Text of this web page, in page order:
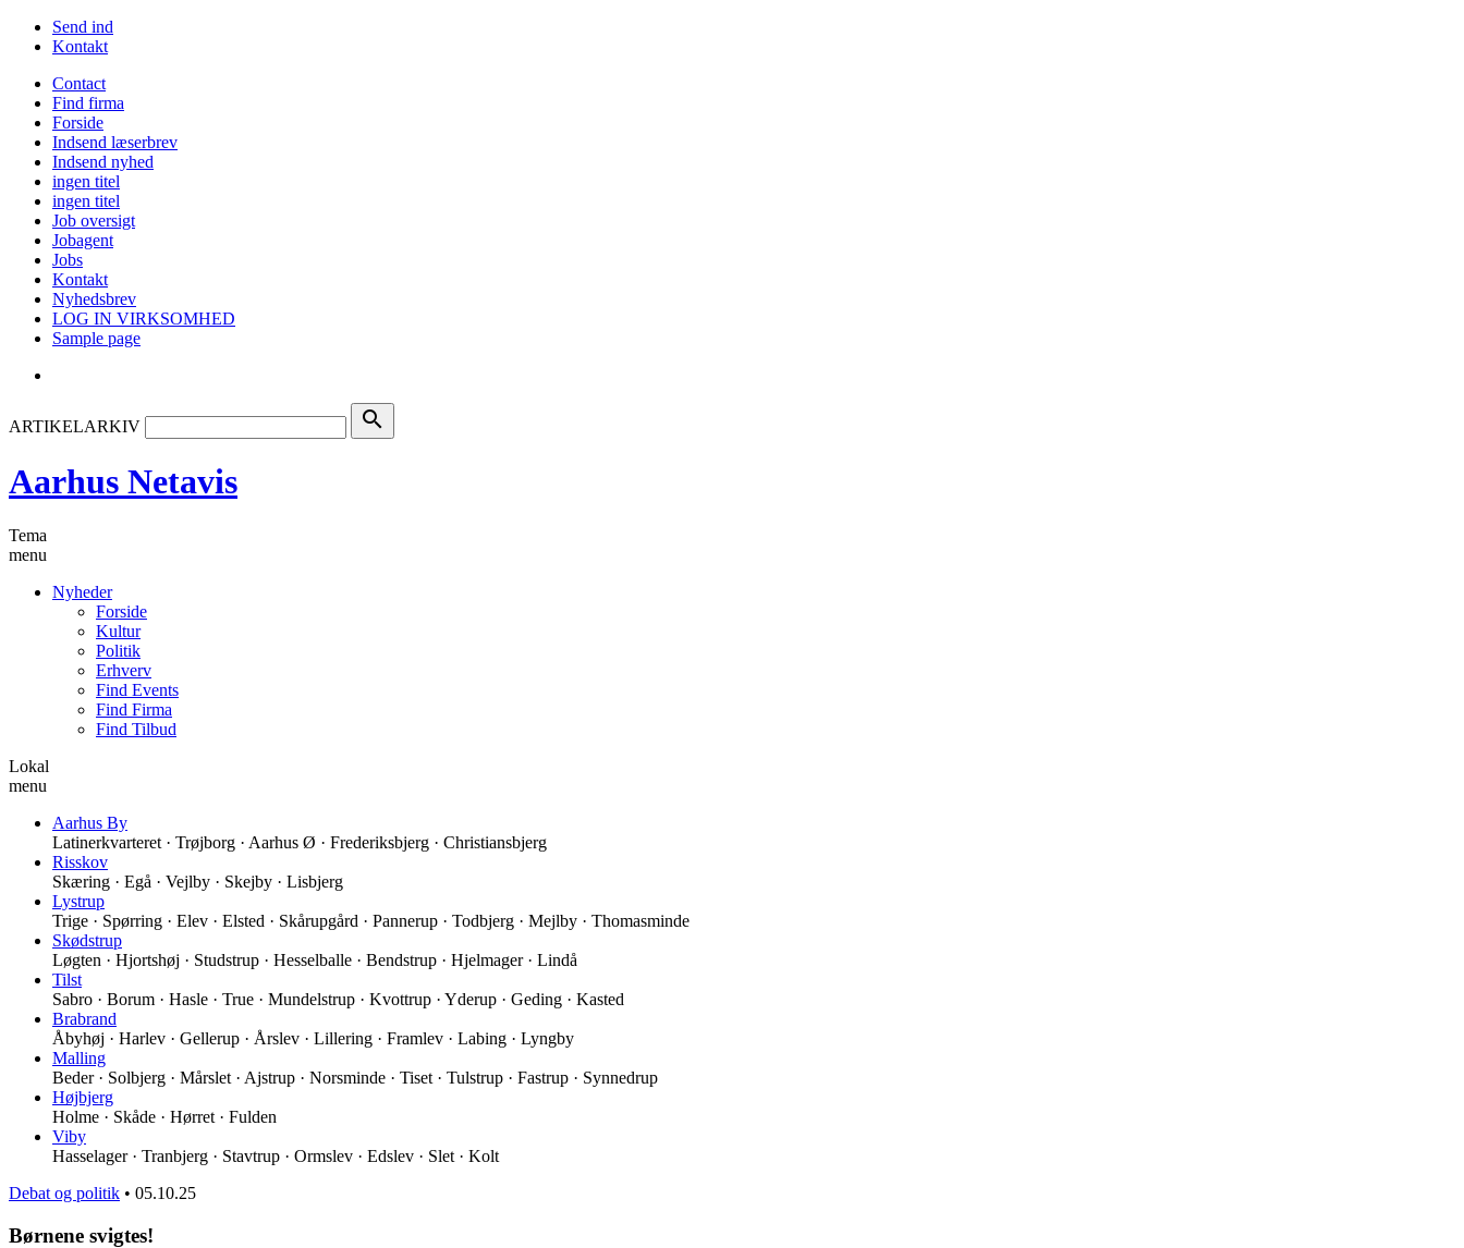
Send ind
Kontakt
Contact
Find firma
Forside
Indsend læserbrev
Indsend nyhed
ingen titel
ingen titel
Job oversigt
Jobagent
Jobs
Kontakt
Nyhedsbrev
LOG IN VIRKSOMHED
Sample page
ARTIKELARKIV search
Aarhus Netavis
Tema
menu
Nyheder
Forside
Kultur
Politik
Erhverv
Find Events
Find Firma
Find Tilbud
Lokal
menu
Aarhus By
Latinerkvarteret · Trøjborg · Aarhus Ø · Frederiksbjerg · Christiansbjerg
Risskov
Skæring · Egå · Vejlby · Skejby · Lisbjerg
Lystrup
Trige · Spørring · Elev · Elsted · Skårupgård · Pannerup · Todbjerg · Mejlby · Thomasminde
Skødstrup
Løgten · Hjortshøj · Studstrup · Hesselballe · Bendstrup · Hjelmager · Lindå
Tilst
Sabro · Borum · Hasle · True · Mundelstrup · Kvottrup · Yderup · Geding · Kasted
Brabrand
Åbyhøj · Harlev · Gellerup · Årslev · Lillering · Framlev · Labing · Lyngby
Malling
Beder · Solbjerg · Mårslet · Ajstrup · Norsminde · Tiset · Tulstrup · Fastrup · Synnedrup
Højbjerg
Holme · Skåde · Hørret · Fulden
Viby
Hasselager · Tranbjerg · Stavtrup · Ormslev · Edslev · Slet · Kolt
Debat og politik • 05.10.25
Børnene svigtes!